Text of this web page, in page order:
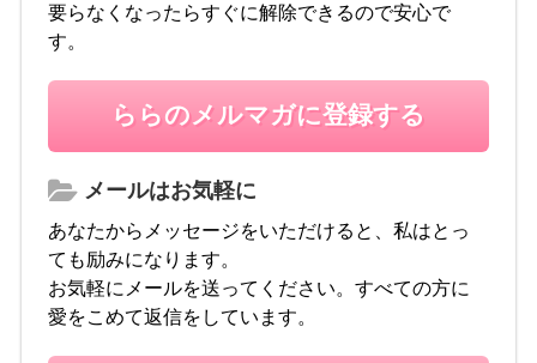
要らなくなったらすぐに解除できるので安心で
す。
ららのメルマガに登録する
メールはお気軽に
あなたからメッセージをいただけると、私はとっ
ても励みになります。
お気軽にメールを送ってください。すべての方に
愛をこめて返信をしています。